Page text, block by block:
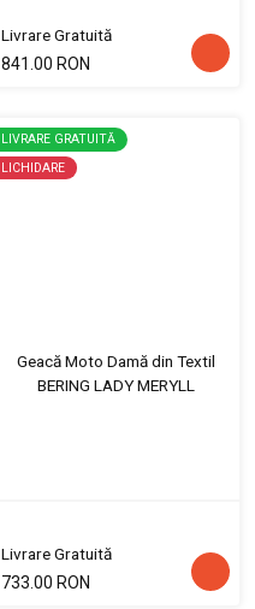
Livrare Gratuită
841.00 RON
LIVRARE GRATUITĂ
LICHIDARE
Geacă Moto Damă din Textil
BERING LADY MERYLL
Livrare Gratuită
733.00 RON